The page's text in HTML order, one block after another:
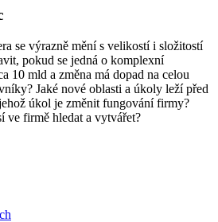
se výrazně mění s velikostí i složitostí
pokud se jedná o komplexní
10 mld a změna má dopad na celou
Jaké nové oblasti a úkoly leží před
úkol je změnit fungování firmy?
ve firmě hledat a vytvářet?